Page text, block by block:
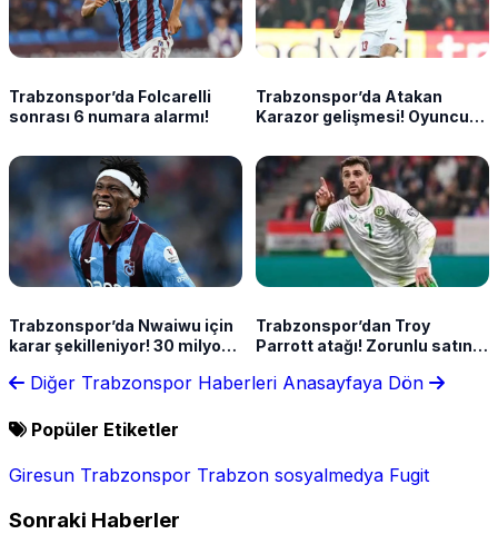
Trabzonspor’da Folcarelli
sonrası 6 numara alarmı!
Trabzonspor’da Atakan
Karazor gelişmesi! Oyuncu
Trabzonspor’da Nwaiwu için
karar şekilleniyor! 30 milyon
Trabzonspor’dan Troy
Parrott atağı! Zorunlu satın
Diğer Trabzonspor Haberleri Anasayfaya Dön
Popüler Etiketler
Giresun Trabzonspor Trabzon sosyalmedya Fugit
Sonraki Haberler